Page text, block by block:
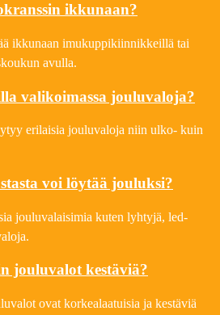
ikkunaan?
ikkunaan imukuppikiinnikkeillä tai
avulla.
valikoimassa jouluvaloja?
erilaisia jouluvaloja niin ulko- kuin
voi löytää jouluksi?
jouluvalaisimia kuten lyhtyjä, led-
jouluvalot kestäviä?
ovat korkealaatuisia ja kestäviä